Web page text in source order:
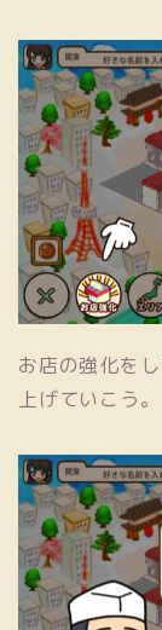
お店の強化を
上げていこう。